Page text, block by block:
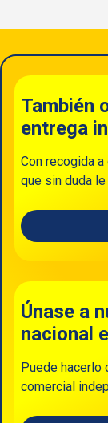
También
entrega
Con recogida
que sin duda
Únase a
nacional
Puede hacerlo
comercial